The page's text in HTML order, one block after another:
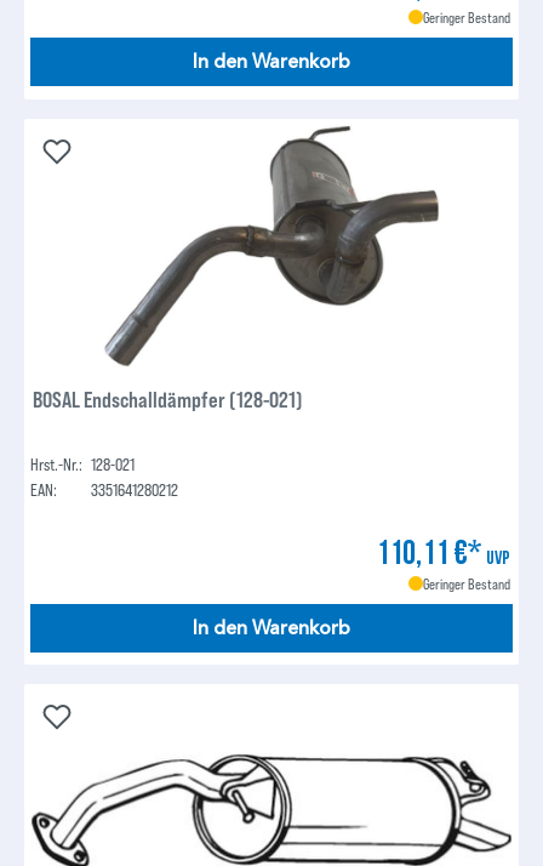
Geringer Bestand
In den Warenkorb
BOSAL Endschalldämpfer (128-021)
Hrst.-Nr.: 128-021
EAN:
3351641280212
110,11 €* UVP
Geringer Bestand
In den Warenkorb